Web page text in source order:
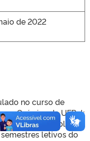
de 2022
no curso de
Química da UFPel;
todas as disciplinas
letivos do